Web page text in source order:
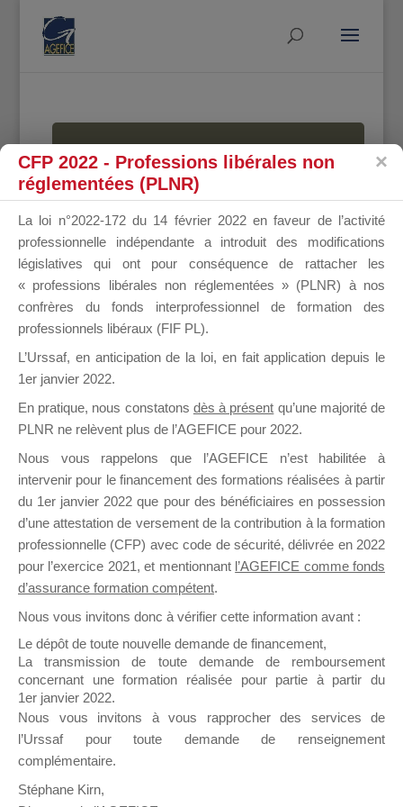
MALLETTE
DU
DIRIGEANT
Groupe Public
il y a un mois
Ce groupe est destiné aux Organismes de
Formation qui souhaitent répondre à l’Appel à
Propositions Mallette du Dirigeant.
sur lequel il est possible de laisser un message
ou poser une question.
NB : Il est nécessaire d’être
pouvoir rejoindre ce groupe
CFP 2022 - Professions libérales non
réglementées (PLNR)
La loi n°2022-172 du 14 février 2022 en faveur de l’activité
professionnelle indépendante a introduit des modifications
législatives qui ont pour conséquence de rattacher les
« professions libérales non réglementées » (PLNR) à nos
confrères du fonds interprofessionnel de formation des
professionnels libéraux (FIF PL).
L’Urssaf, en anticipation de la loi, en fait application depuis le
1er janvier 2022.
En pratique, nous constatons dès à présent qu’une majorité de
PLNR ne relèvent plus de l’AGEFICE pour 2022.
Nous vous rappelons que l’AGEFICE n’est habilitée à
intervenir pour le financement des formations réalisées à partir
du 1er janvier 2022 que pour des bénéficiaires en possession
d’une attestation de versement de la contribution à la formation
professionnelle (CFP) avec code de sécurité, délivrée en 2022
pour l’exercice 2021, et mentionnant l’AGEFICE comme fonds
d’assurance formation compétent.
Nous vous invitons donc à vérifier cette information avant :
Le dépôt de toute nouvelle demande de financement,
La transmission de toute demande de remboursement
concernant une formation réalisée pour partie à partir du
1er janvier 2022.
Nous vous invitons à vous rapprocher des services de
l’Urssaf pour toute demande de renseignement
complémentaire.
Stéphane Kirn,